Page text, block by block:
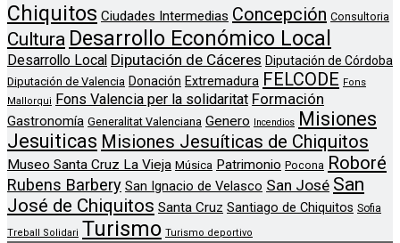
Chiquitos Ciudades Intermedias Concepción Consultoria
Cultura Desarrollo Económico Local
Desarrollo Local Diputación de Cáceres Diputación de Córdoba
Diputación de Valencia Donación Extremadura FELCODE Fons
Mallorqui Fons Valencia per la solidaritat Formación
Gastronomía Generalitat Valenciana Genero Incendios Misiones
Jesuiticas Misiones Jesuíticas de Chiquitos
Museo Santa Cruz La Vieja Música Patrimonio Pocona Roboré
Rubens Barbery San Ignacio de Velasco San José San
José de Chiquitos Santa Cruz Santiago de Chiquitos Sofia
Treball Solidari Turismo Turismo deportivo